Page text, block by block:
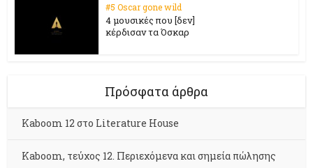
#5 Oscar gone wild
4 μουσικές που [δεν]
κέρδισαν τα Όσκαρ
Πρόσφατα άρθρα
Kaboom 12 στο Literature House
Kaboom, τεύχος 12. Περιεχόμενα και σημεία πώλησης